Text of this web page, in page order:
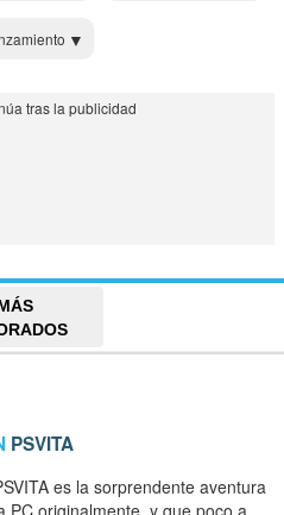
PSVITA
es la sorprendente aventura